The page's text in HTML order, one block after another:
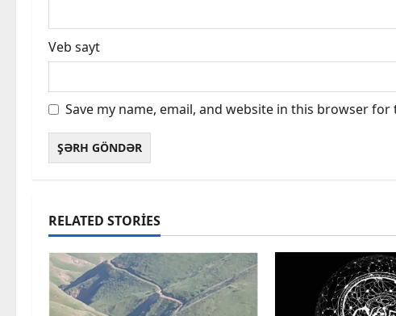
Veb sayt
Save my name, email, and website in this browser
RELATED STORIES